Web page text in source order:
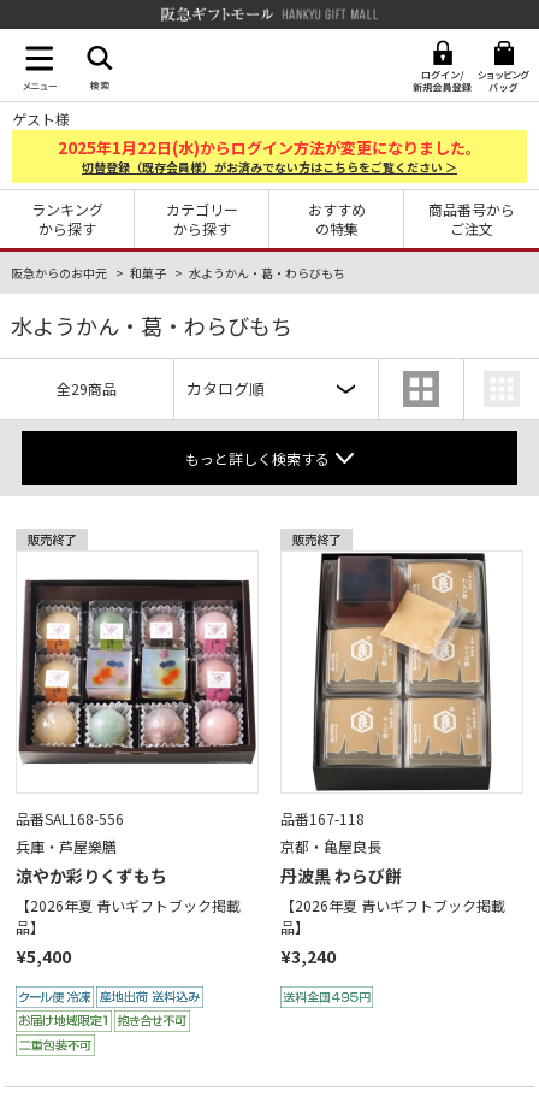
ゲスト様
2025年1月22日(水)からログイン方法が変更になりました。
切替登録（既存会員様）がお済みでない方はこちらをご覧ください ＞
ランキング
から探す
カテゴリー
から探す
おすすめ
の特集
商品番号から
ご注文
阪急からのお中元 和菓子 水ようかん・葛・わらびもち
水ようかん・葛・わらびもち
全29商品
もっと詳しく検索する
品番SAL168-556
兵庫・芦屋樂膳
涼やか彩りくずもち
【2026年夏 青いギフトブック掲載
品】
¥5,400
品番167-118
京都・亀屋良長
丹波黒 わらび餅
【2026年夏 青いギフトブック掲載
品】
¥3,240